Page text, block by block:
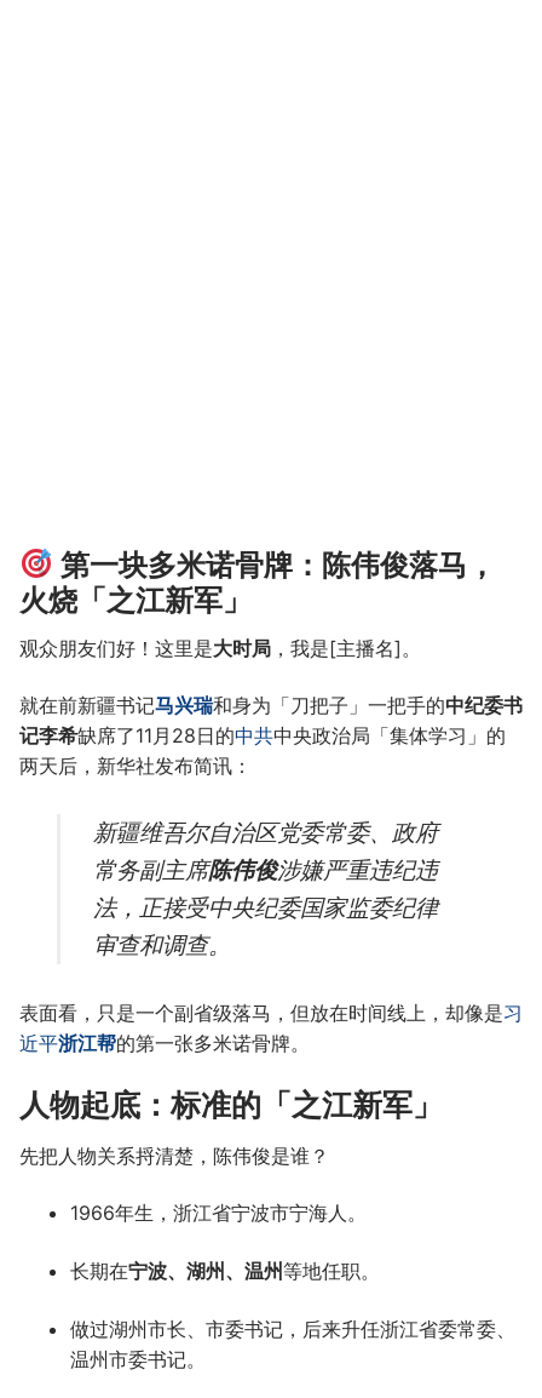
第一块多米诺骨牌：陈伟俊落马，
火烧「之江新军」
观众朋友们好！这里是大时局 ，我是[主播名]。
就在前新疆书记马兴瑞和身为「刀把子」一把手的中纪委书
记李希缺席了11月28日的中共中央政治局「集体学习」的
两天后，新华社发布简讯：
新疆维吾尔自治区党委常委、政府
常务副主席陈伟俊涉嫌严重违纪违
法，正接受中央纪委国家监委纪律
审查和调查。
表面看，只是一个副省级落马，但放在时间线上，却像是习
近平浙江帮的第一张多米诺骨牌。
人物起底：标准的「之江新军」
先把人物关系捋清楚，陈伟俊是谁？
1966年生，浙江省宁波市宁海人。
长期在宁波、湖州、温州等地任职。
做过湖州市长、市委书记，后来升任浙江省委常委、
温州市委书记。